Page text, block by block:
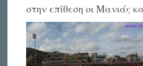
στην επίθεση οι Μανιάς